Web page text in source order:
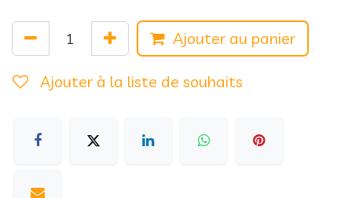
Ajouter au panier
Ajouter à la liste de souhaits